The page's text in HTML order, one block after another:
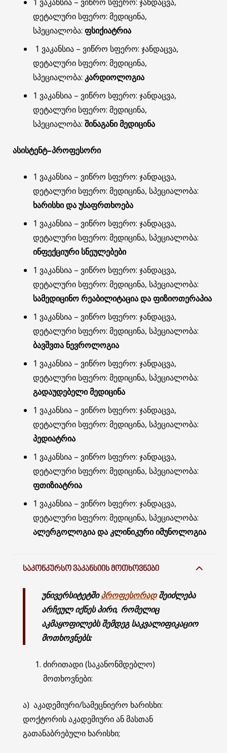
დეტალური სფერო: მედიცინა,
სპეციალობა: ფსიქიატრია
1 ვაკანსია – ვიწრო სფერო: ჯანდაცვა,
დეტალური სფერო: მედიცინა,
სპეციალობა: კარდიოლოგია
1 ვაკანსია – ვიწრო სფერო: ჯანდაცვა,
დეტალური სფერო: მედიცინა,
სპეციალობა: შინაგანი მედიცინა
ასისტენტ–პროფესორი
1 ვაკანსია – ვიწრო სფერო: ჯანდაცვა,
დეტალური სფერო: მედიცინა, სპეციალობა:
ხარისხი და უსაფრთხოება
1 ვაკანსია – ვიწრო სფერო: ჯანდაცვა,
დეტალური სფერო: მედიცინა, სპეციალობა:
ინფექციური სნეულებები
1 ვაკანსია – ვიწრო სფერო: ჯანდაცვა,
დეტალური სფერო: მედიცინა, სპეციალობა:
სამედიცინო რეაბილიტაცია და ფიზიოთერაპია
1 ვაკანსია – ვიწრო სფერო: ჯანდაცვა,
დეტალური სფერო: მედიცინა, სპეციალობა:
ბავშვთა ნევროლოგია
1 ვაკანსია – ვიწრო სფერო: ჯანდაცვა,
დეტალური სფერო: მედიცინა, სპეციალობა:
გადაუდებელი მედიცინა
1 ვაკანსია – ვიწრო სფერო: ჯანდაცვა,
დეტალური სფერო: მედიცინა, სპეციალობა:
პედიატრია
1 ვაკანსია – ვიწრო სფერო: ჯანდაცვა,
დეტალური სფერო: მედიცინა, სპეციალობა:
ფთიზიატრია
1 ვაკანსია – ვიწრო სფერო: ჯანდაცვა,
დეტალური სფერო: მედიცინა, სპეციალობა:
ალერგოლოგია და კლინიკური იმუნოლოგია
ᲡᲐᲙᲝᲜᲙᲣᲠᲡᲝ ᲕᲐᲙᲐᲜᲡᲘᲘᲡ ᲛᲝᲗᲮᲝᲕᲜᲔᲑᲘ
უნივერსიტეტშიპროფესორადშეიძლება
არჩეულ იქნეს პირი, რომელიც
აკმაყოფილებს შემდეგ საკვალიფიკაციო
მოთხოვნებს:
ძირითადი (საკანონმდებლო)
მოთხოვნები:
ა) აკადემიური/სამეცნიერო ხარისხი:
დოქტორის აკადემიური ან მასთან
გათანაბრებული ხარისხი;